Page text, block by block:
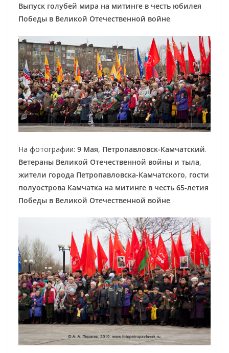
Выпуск голубей мира на митинге в честь юбилея
Победы в Великой Отечественной войне.
На фотографии: 9 Мая, Петропавловск-Камчатский.
Ветераны Великой Отечественной войны и тыла,
жители города Петропавловска-Камчатского, гости
полуострова Камчатка на митинге в честь 65-летия
Победы в Великой Отечественной войне.